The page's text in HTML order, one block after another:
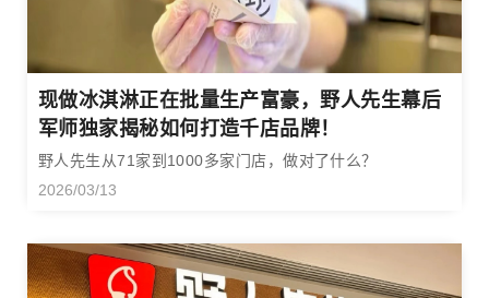
现做冰淇淋正在批量生产富豪，野人先生幕后
军师独家揭秘如何打造千店品牌！
野人先生从71家到1000多家门店，做对了什么？
2026/03/13